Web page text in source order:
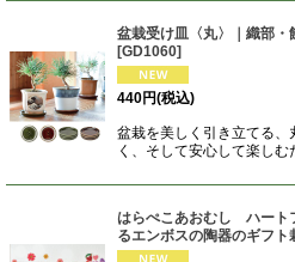
盆栽受け皿〈丸〉｜織部・
[GD1060]
440円(税込)
盆栽を美しく引き立てる、
く、そして安心して楽し
はらぺこあおむし ハート
るエンボスの陶器のギフト